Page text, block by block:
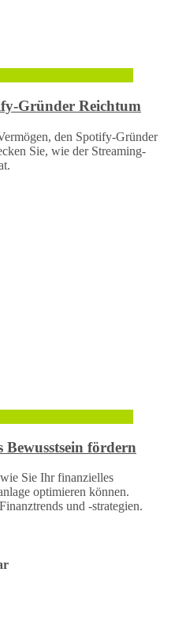
Gründer Reichtum
den Spotify-Gründer
Sie, wie der Streaming-
Bewusstsein fördern
Sie Ihr finanzielles
optimieren können.
und -strategien.